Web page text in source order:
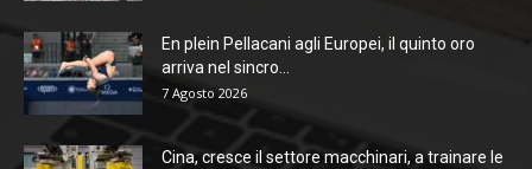
En plein Pellacani agli Europei, il quinto oro
arriva nel sincro...
7 Agosto 2026
Cina, cresce il settore macchinari, a trainare le